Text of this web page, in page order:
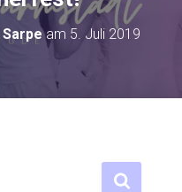
am 5. Juli 2019